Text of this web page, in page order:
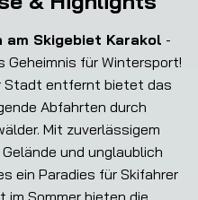
Skigebiet Karakol -
für Wintersport!
Stadt entfernt bietet das
Abfahrten durch
Mit zuverlässigem
und unglaublich
ein Paradies für Skifahrer
im Sommer bieten die